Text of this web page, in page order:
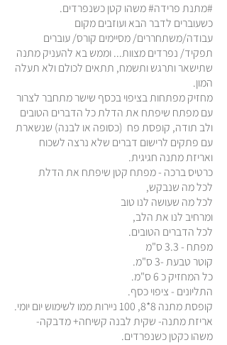
#מתנת פרידה# משהו קטן כשנפרדים.
כשעוברים לדבר הבא ועוזבים מקום
עבודה/משתחררים/ מסיימים קורס/ עוברים
תפקיד/ נפרדים מצוות... וממש בא להעניק מתנה
שתישאר ותרגש ותשמח, תתאים לכולם ולא תעלה
המון.
מחזיק מפתחות בציפוי בכסף שישר מתחבר לצרור
עם מפתח שיפתח את הדלת כל הדברים הטובים
ולב תודה, קופסת פח (כסופה או לבנה) שנשארת
עם פתקים לרישום דברים שלא נרצה לשכוח
ואריזת מתנה חגיגית.
כרטיס ברכה - מפתח קטן שיפתח את הדלת
לכל מה שנבקש,
לכל מה שעושה לנו טוב
ומרחיב לנו את הלב,
לכל הדברים הטובים.
מפתח - 3.3 ס"מ
קוטר טבעת -3 ס"מ.
כל המחזיק כ 6 ס"מ.
התליונים - ציפוי כסף.
קופסת מתנה 8*8, 100 ניירות ממו לשימוש יום יומי.
אריזת מתנה- שקית לבנה קשיחה+ מדבקה-
משהו כקטן כשנפרדים.